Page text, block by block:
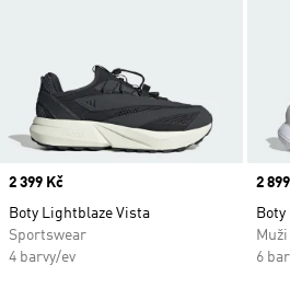
Price
2 399 Kč
Boty Lightblaze Vista
Sportswear
4 barvy/ev
Price
2
Boty
6